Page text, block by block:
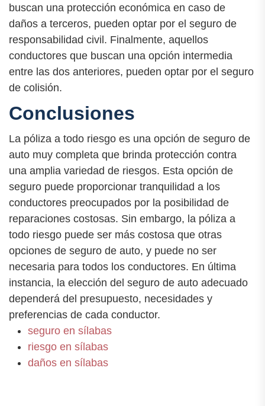
buscan una protección económica en caso de
daños a terceros, pueden optar por el seguro de
responsabilidad civil. Finalmente, aquellos
conductores que buscan una opción intermedia
entre las dos anteriores, pueden optar por el seguro
de colisión.
Conclusiones
La póliza a todo riesgo es una opción de seguro de
auto muy completa que brinda protección contra
una amplia variedad de riesgos. Esta opción de
seguro puede proporcionar tranquilidad a los
conductores preocupados por la posibilidad de
reparaciones costosas. Sin embargo, la póliza a
todo riesgo puede ser más costosa que otras
opciones de seguro de auto, y puede no ser
necesaria para todos los conductores. En última
instancia, la elección del seguro de auto adecuado
dependerá del presupuesto, necesidades y
preferencias de cada conductor.
seguro en sílabas
riesgo en sílabas
daños en sílabas